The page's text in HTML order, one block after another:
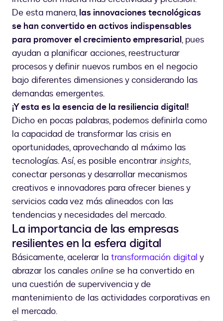
De esta manera, las innovaciones tecnológicas
se han convertido en activos indispensables
para promover el crecimiento empresarial, pues
ayudan a planificar acciones, reestructurar
procesos y definir nuevos rumbos en el negocio
bajo diferentes dimensiones y considerando las
demandas emergentes.
¡Y esta es la esencia de la resiliencia digital!
Dicho en pocas palabras, podemos definirla como
la capacidad de transformar las crisis en
oportunidades, aprovechando al máximo las
tecnologías. Así, es posible encontrar insights,
conectar personas y desarrollar mecanismos
creativos e innovadores para ofrecer bienes y
servicios cada vez más alineados con las
tendencias y necesidades del mercado.
La importancia de las empresas
resilientes en la esfera digital
Básicamente, acelerar la transformación digital y
abrazar los canales online se ha convertido en
una cuestión de supervivencia y de
mantenimiento de las actividades corporativas en
el mercado.